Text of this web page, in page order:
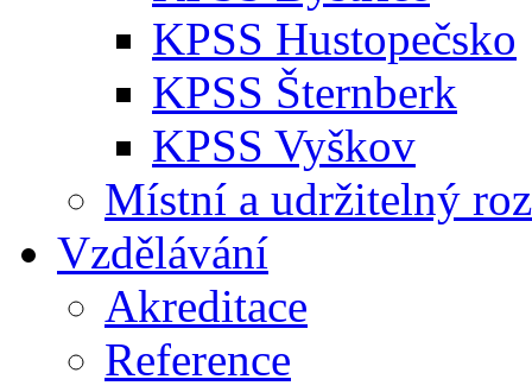
KPSS Hustopečsko
KPSS Šternberk
KPSS Vyškov
Místní a udržitelný
Vzdělávání
Akreditace
Reference